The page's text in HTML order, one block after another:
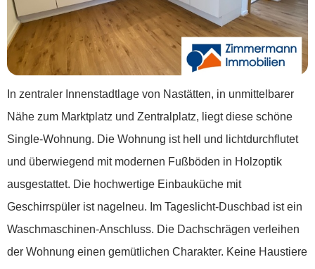
In zentraler Innenstadtlage von Nastätten, in unmittelbarer
Nähe zum Marktplatz und Zentralplatz, liegt diese schöne
Single-Wohnung. Die Wohnung ist hell und lichtdurchflutet
und überwiegend mit modernen Fußböden in Holzoptik
ausgestattet. Die hochwertige Einbauküche mit
Geschirrspüler ist nagelneu. Im Tageslicht-Duschbad ist ein
Waschmaschinen-Anschluss. Die Dachschrägen verleihen
der Wohnung einen gemütlichen Charakter. Keine Haustiere